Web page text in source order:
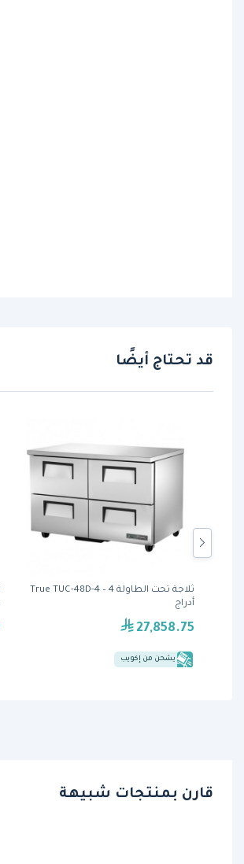
قد تحتاج أيضًا
ثلاجة تحت الطاولة True TUC-48D-4 – 4
أدراج
27,858.75
يشحن من إكويب
قارن بمنتجات شبيهة